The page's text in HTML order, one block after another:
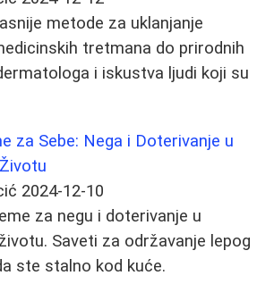
metode za uklanjanje
tretmana do prirodnih
i iskustva ljudi koji su
za Sebe: Nega i Doterivanje u
2024-12-10
za negu i doterivanje u
Saveti za održavanje lepog
ste stalno kod kuće.